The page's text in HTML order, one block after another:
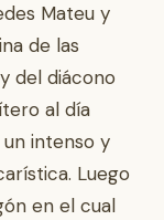
Mateu y
de las
del diácono
al día
intenso y
Luego
en el cual